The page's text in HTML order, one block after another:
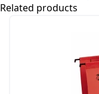
Related products